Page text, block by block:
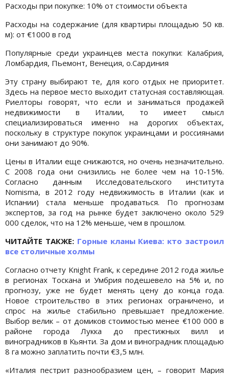
Расходы при покупке: 10% от стоимости объекта
Расходы на содержание (для квартиры площадью 50 кв.
м): от €1000 в год
Популярные среди украинцев места покупки: Калабрия,
Ломбардия, Пьемонт, Венеция, о.Сардиния
Эту страну выбирают те, для кого отдых не приоритет.
Здесь на первое место выходит статусная составляющая.
Риелторы говорят, что если и заниматься продажей
недвижимости в Италии, то имеет смысл
специализироваться именно на дорогих объектах,
поскольку в структуре покупок украинцами и россиянами
они занимают до 90%.
Цены в Италии еще снижаются, но очень незначительно.
С 2008 года они снизились не более чем на 10-15%.
Согласно данным Исследовательского института
Nomisma, в 2012 году недвижимость в Италии (как и
Испании) стала меньше продаваться. По прогнозам
экспертов, за год на рынке будет заключено около 529
000 сделок, что на 12% меньше, чем в прошлом.
ЧИТАЙТЕ ТАКЖЕ: Горные кланы Киева: кто застроил
все столичные холмы
Согласно отчету Knight Frank, к середине 2012 года жилье
в регионах Тоскана и Умбрия подешевело на 5% и, по
прогнозу, уже не будет менять цену до конца года.
Новое строительство в этих регионах ограничено, и
спрос на жилье стабильно превышает предложение.
Выбор велик – от домиков стоимостью менее €100 000 в
районе города Лукка до престижных вилл и
виноградников в Кьянти. За дом и виноградник площадью
8 га можно заплатить почти €3,5 млн.
«Италия пестрит разнообразием цен, – говорит Мария